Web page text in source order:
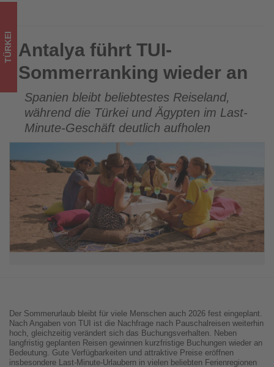
Tourismus
los
ist!
Antalya führt TUI-Sommerranking wieder an
TÜRKEI Antalya führt TUI-
Sommerranking wieder an
Spanien bleibt beliebtestes Reiseland,
während die Türkei und Ägypten im Last-
Minute-Geschäft deutlich aufholen
Der Sommerurlaub bleibt für viele Menschen auch 2026 fest eingeplant.
Nach Angaben von TUI ist die Nachfrage nach Pauschalreisen weiterhin
hoch, gleichzeitig verändert sich das Buchungsverhalten. Neben
langfristig geplanten Reisen gewinnen kurzfristige Buchungen wieder an
Bedeutung. Gute Verfügbarkeiten und attraktive Preise eröffnen
insbesondere Last-Minute-Urlaubern in vielen beliebten Ferienregionen